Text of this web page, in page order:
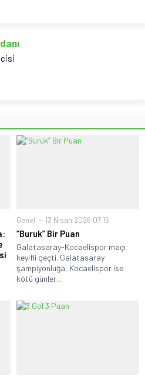
Genel 13 Nisan 2026 07:15
“Buruk” Bir Puan
Galatasaray-Kocaelispor maçı
keyifli geçti. Galatasaray
şampiyonluğa, Kocaelispor ise
kötü günler...